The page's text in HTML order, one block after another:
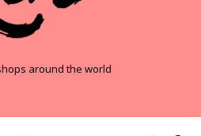
around the world